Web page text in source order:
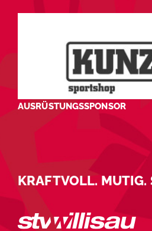
AUSRÜSTUNGSSPONSOR
KRAFTVOLL. MUTIG.